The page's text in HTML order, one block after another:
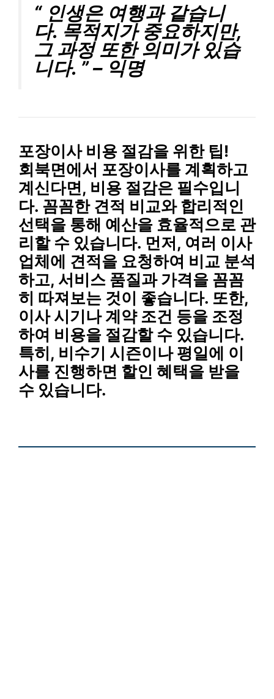
“ 인생은 여행과 같습니
다. 목적지가 중요하지만,
그 과정 또한 의미가 있습
니다. ” – 익명
포장이사 비용 절감을 위한 팁!
회북면에서 포장이사를 계획하고
계신다면, 비용 절감은 필수입니
다. 꼼꼼한 견적 비교와 합리적인
선택을 통해 예산을 효율적으로 관
리할 수 있습니다. 먼저, 여러 이사
업체에 견적을 요청하여 비교 분석
하고, 서비스 품질과 가격을 꼼꼼
히 따져보는 것이 좋습니다. 또한,
이사 시기나 계약 조건 등을 조정
하여 비용을 절감할 수 있습니다.
특히, 비수기 시즌이나 평일에 이
사를 진행하면 할인 혜택을 받을
수 있습니다.